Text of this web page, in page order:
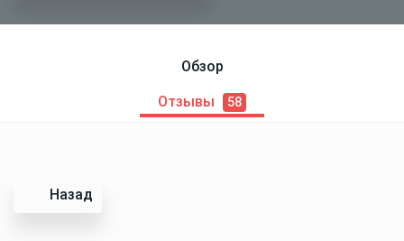
Обзор
Отзывы 58
Назад